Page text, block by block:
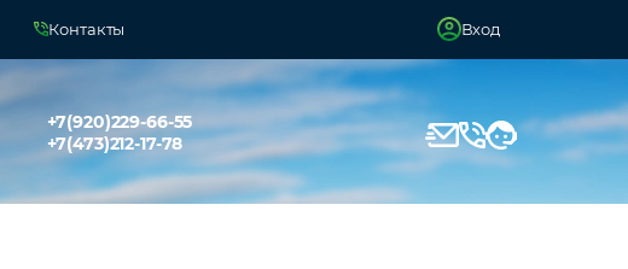
Контакты Вход
+7(920)229-66-55
+7(473)212-17-78